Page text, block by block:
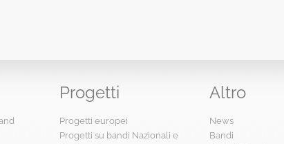
Progetti
Progetti europei
Progetti su bandi Nazionali e
Altro
News
Bandi